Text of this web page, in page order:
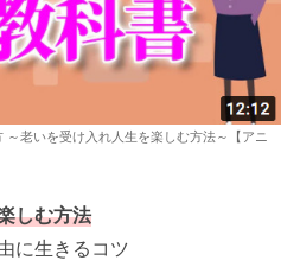
～老いを受け入れ人生を楽しむ方法～【アニ
しむ方法
に生きるコツ